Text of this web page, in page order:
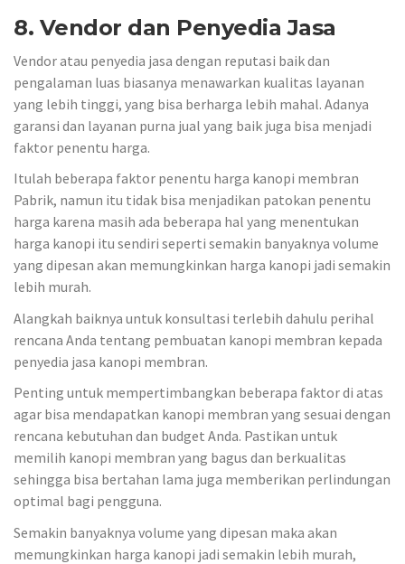
8. Vendor dan Penyedia Jasa
Vendor atau penyedia jasa dengan reputasi baik dan
pengalaman luas biasanya menawarkan kualitas layanan
yang lebih tinggi, yang bisa berharga lebih mahal. Adanya
garansi dan layanan purna jual yang baik juga bisa menjadi
faktor penentu harga.
Itulah beberapa faktor penentu harga kanopi membran
Pabrik, namun itu tidak bisa menjadikan patokan penentu
harga karena masih ada beberapa hal yang menentukan
harga kanopi itu sendiri seperti semakin banyaknya volume
yang dipesan akan memungkinkan harga kanopi jadi semakin
lebih murah.
Alangkah baiknya untuk konsultasi terlebih dahulu perihal
rencana Anda tentang pembuatan kanopi membran kepada
penyedia jasa kanopi membran.
Penting untuk mempertimbangkan beberapa faktor di atas
agar bisa mendapatkan kanopi membran yang sesuai dengan
rencana kebutuhan dan budget Anda. Pastikan untuk
memilih kanopi membran yang bagus dan berkualitas
sehingga bisa bertahan lama juga memberikan perlindungan
optimal bagi pengguna.
Semakin banyaknya volume yang dipesan maka akan
memungkinkan harga kanopi jadi semakin lebih murah,